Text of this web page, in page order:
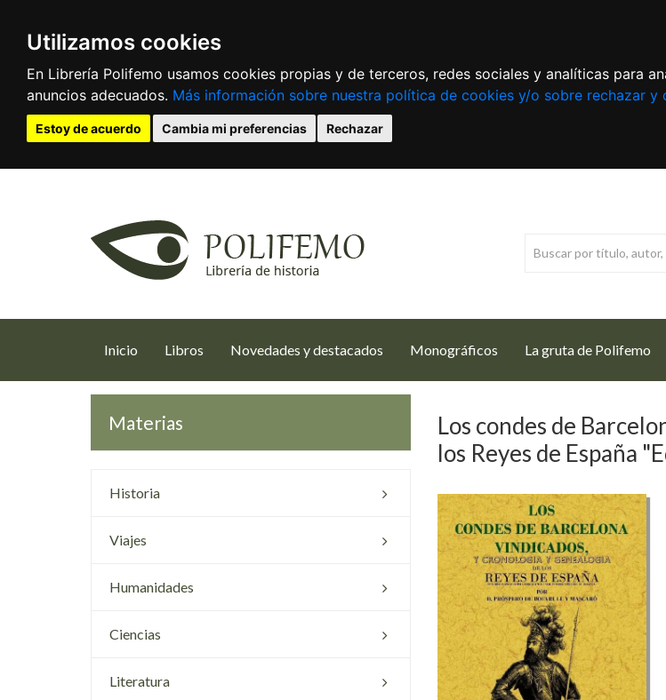
Utilizamos cookies
En Librería Polifemo usamos cookies propias y de terceros, redes sociales y analíticas para
anuncios adecuados. Más información sobre nuestra política de cookies y/o sobre rechazar y
Estoy de acuerdo Cambia mi preferencias Rechazar
Inicio (current)
Libros Novedades y destacados Monográficos La gruta de Polifemo
Materias
Historia
Viajes
Humanidades
Ciencias
Literatura
Los condes de
los Reyes de España